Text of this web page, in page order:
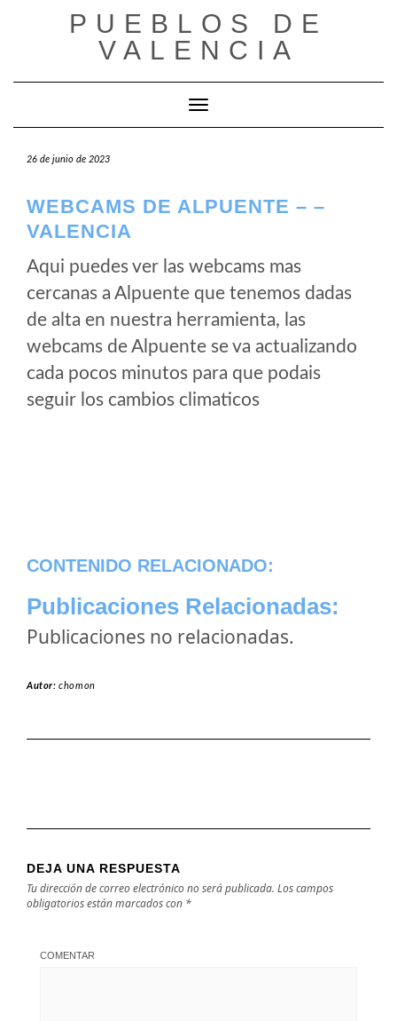
PUEBLOS DE
VALENCIA
Cambiar modo de navegación
26 de junio de 2023
WEBCAMS DE ALPUENTE – –
VALENCIA
Aqui puedes ver las webcams mas
cercanas a Alpuente que tenemos dadas
de alta en nuestra herramienta, las
webcams de Alpuente se va actualizando
cada pocos minutos para que podais
seguir los cambios climaticos
CONTENIDO RELACIONADO:
Publicaciones Relacionadas:
Publicaciones no relacionadas.
Autor:chomon
DEJA UNA RESPUESTA
Tu dirección de correo electrónico no será publicada. Los campos
obligatorios están marcados con *
COMENTAR